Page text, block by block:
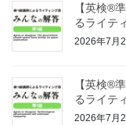
【英検®
るライテ
2026年7月
【英検®
るライテ
2026年7月